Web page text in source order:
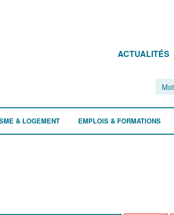
ACTUALITÉS
& LOGEMENT EMPLOIS & FORMATIONS